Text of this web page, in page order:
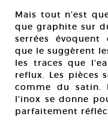
Mais tout n’est
que graphite sur
serrées évoquent
que le suggèrent
les traces que
reflux. Les pièces
comme du satin.
l’inox se donne
parfaitement